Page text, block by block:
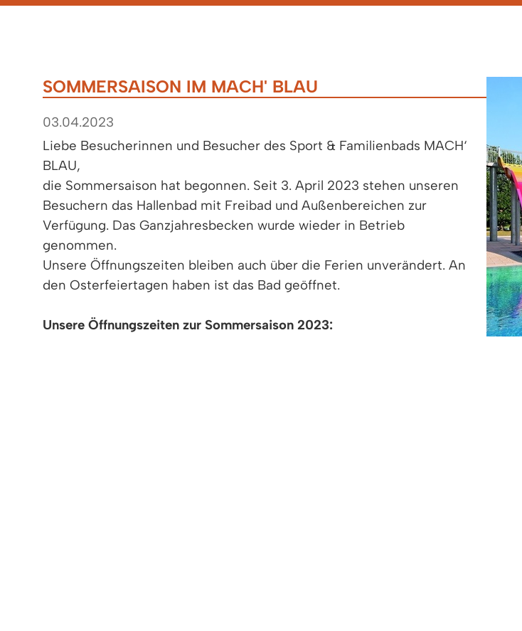
SOMMERSAISON IM MACH' BLAU
03.04.2023
Liebe Besucherinnen und Besucher des Sport & Familienbads MACH‘
BLAU,
die Sommersaison hat begonnen. Seit 3. April 2023 stehen unseren
Besuchern das Hallenbad mit Freibad und Außenbereichen zur
Verfügung. Das Ganzjahresbecken wurde wieder in Betrieb
genommen.
Unsere Öffnungszeiten bleiben auch über die Ferien unverändert. An
den Osterfeiertagen haben ist das Bad geöffnet.
Unsere Öffnungszeiten zur Sommersaison 2023: